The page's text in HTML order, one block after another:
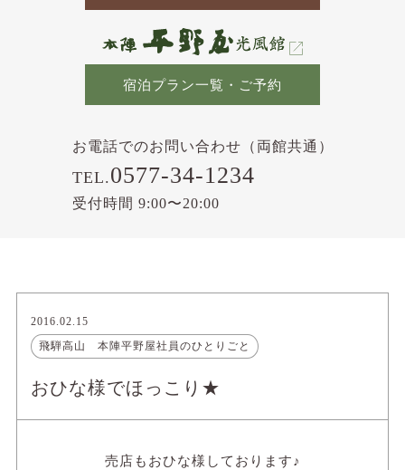
宿泊プラン一覧・ご予約
お電話でのお問い合わせ（両館共通）
TEL.0577-34-1234
受付時間 9:00〜20:00
2016.02.15
飛騨高山 本陣平野屋社員のひとりごと
おひな様でほっこり★
売店もおひな様しております♪